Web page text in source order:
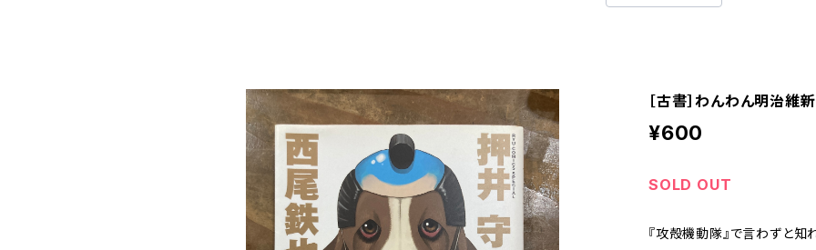
［古書］わんわん明治維新
¥600
SOLD OUT
『攻殻機動隊』で言わずと